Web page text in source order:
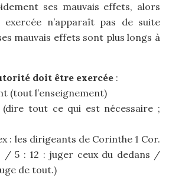
ses mauvais effets, alors
exercée n’apparaît pas de suite
mauvais effets sont plus longs à
doit être exercée :
(tout l’enseignement)
(dire tout ce qui est nécessaire ;
: les dirigeants de Corinthe 1 Cor.
/ 5 : 12 : juger ceux du dedans /
de tout.)